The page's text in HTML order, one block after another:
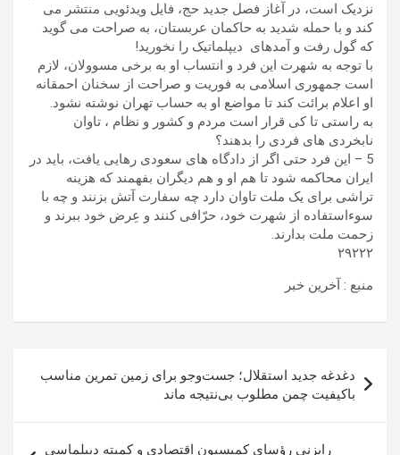
نزدیک است، در آغاز فصل جدید حج، فایل ویدئویی منتشر می
کند و با حمله شدید به حاکمان عربستان، به صراحت می گوید
که گول رفت و آمدهای دیپلماتیک را نخورید!
با توجه به شهرت این فرد و انتساب او به برخی مسوولان، لازم
است جمهوری اسلامی به فوریت و صراحت از سخنان احمقانه
او اعلام برائت کند تا مواضع او به حساب تهران نوشته نشود.
به راستی تا کی قرار است مردم و کشور و نظام ، تاوان
نابخردی های فردی را بدهند؟
5 – این فرد حتی اگر از دادگاه های سعودی رهایی یافت، باید در
ایران محاکمه شود تا هم او و هم دیگران بفهمند که هزینه
تراشی برای یک ملت تاوان دارد چه سفارت آتش بزنند و چه با
سوءاستفاده از شهرت خود، حرّافی کنند و عِرض خود ببرند و
زحمت ملت بدارند.
۲۹۲۲۲
منبع : آخرین خبر
نوشته
دغدغه جدید استقلال؛ جست‌وجو برای زمین تمرین مناسب
باکیفیت چمن مطلوب بی‌نتیجه ماند
رایزنی رؤسای کمیسیون اقتصادی و کمیته دیپلماسی